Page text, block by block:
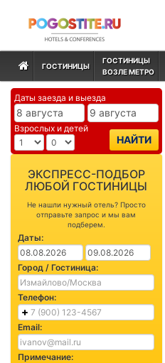
ГОСТИНИЦЫ
ГОСТИНИЦЫ
ВОЗЛЕ МЕТРО
Даты заезда и выезда
Взрослых и детей
НАЙТИ
ЭКСПРЕСС-ПОДБОР
ЛЮБОЙ ГОСТИНИЦЫ
Не нашли нужный отель? Просто
отправьте запрос и мы вам
подберем.
Даты:
Город / Гостиница:
Телефон:
Email:
Примечание: